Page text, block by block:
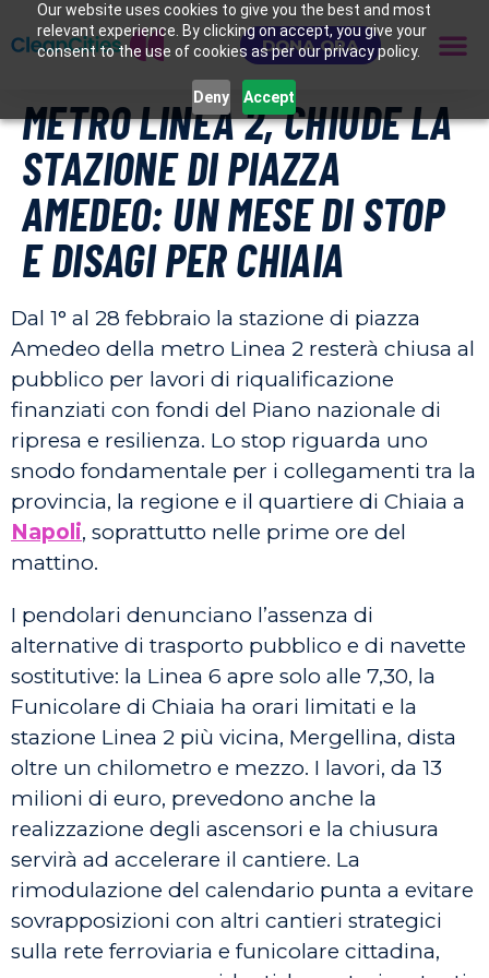
Our website uses cookies to give you the best and most
relevant experience. By clicking on accept, you give your
consent to the use of cookies as per our privacy policy.
Deny Accept
DONA ORA
METRO LINEA 2, CHIUDE LA
STAZIONE DI PIAZZA
AMEDEO: UN MESE DI STOP
E DISAGI PER CHIAIA
Dal 1° al 28 febbraio la stazione di piazza
Amedeo della metro Linea 2 resterà chiusa al
pubblico per lavori di riqualificazione
finanziati con fondi del Piano nazionale di
ripresa e resilienza. Lo stop riguarda uno
snodo fondamentale per i collegamenti tra la
provincia, la regione e il quartiere di Chiaia a
Napoli, soprattutto nelle prime ore del
mattino.
I pendolari denunciano l’assenza di
alternative di trasporto pubblico e di navette
sostitutive: la Linea 6 apre solo alle 7,30, la
Funicolare di Chiaia ha orari limitati e la
stazione Linea 2 più vicina, Mergellina, dista
oltre un chilometro e mezzo. I lavori, da 13
milioni di euro, prevedono anche la
realizzazione degli ascensori e la chiusura
servirà ad accelerare il cantiere. La
rimodulazione del calendario punta a evitare
sovrapposizioni con altri cantieri strategici
sulla rete ferroviaria e funicolare cittadina,